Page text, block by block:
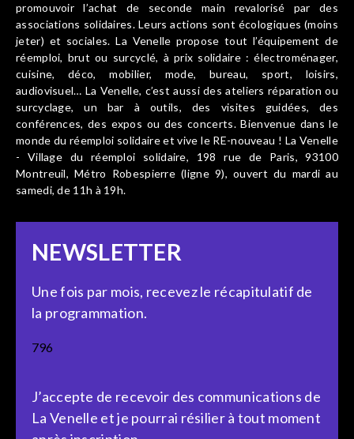
promouvoir l’achat de seconde main revalorisé par des
associations solidaires. Leurs actions sont écologiques (moins
jeter) et sociales. La Venelle propose tout l’équipement de
réemploi, brut ou surcyclé, à prix solidaire : électroménager,
cuisine, déco, mobilier, mode, bureau, sport, loisirs,
audiovisuel… La Venelle, c’est aussi des ateliers réparation ou
surcyclage, un bar à outils, des visites guidées, des
conférences, des expos ou des concerts. Bienvenue dans le
monde du réemploi solidaire et vive le RE-nouveau ! La Venelle
- Village du réemploi solidaire, 198 rue de Paris, 93100
Montreuil, Métro Robespierre (ligne 9), ouvert du mardi au
samedi, de 11h à 19h.
NEWSLETTER
Une fois par mois, recevez le récapitulatif de
la programmation.
796
J’accepte de recevoir des communications de
La Venelle et je pourrai résilier à tout moment